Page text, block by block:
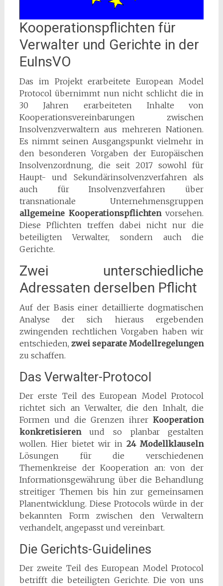
Kooperationspflichten für
Verwalter und Gerichte in der
EuInsVO
Das im Projekt erarbeitete European Model
Protocol übernimmt nun nicht schlicht die in
30 Jahren erarbeiteten Inhalte von
Kooperationsvereinbarungen zwischen
Insolvenzverwaltern aus mehreren Nationen.
Es nimmt seinen Ausgangspunkt vielmehr in
den besonderen Vorgaben der Europäischen
Insolvenzordnung, die seit 2017 sowohl für
Haupt- und Sekundärinsolvenzverfahren als
auch für Insolvenzverfahren über
transnationale Unternehmensgruppen
allgemeine Kooperationspflichtenvorsehen.
Diese Pflichten treffen dabei nicht nur die
beteiligten Verwalter, sondern auch die
Gerichte.
Zwei unterschiedliche
Adressaten derselben Pflicht
Auf der Basis einer detaillierte dogmatischen
Analyse der sich hieraus ergebenden
zwingenden rechtlichen Vorgaben haben wir
entschieden, zwei separate Modellregelungen
zu schaffen.
Das Verwalter-Protocol
Der erste Teil des European Model Protocol
richtet sich an Verwalter, die den Inhalt, die
Formen und die Grenzen ihrer Kooperation
konkretisierenund so planbar gestalten
wollen. Hier bietet wir in24 Modellklauseln
Lösungen für die verschiedenen
Themenkreise der Kooperation an: von der
Informationsgewährung über die Behandlung
streitiger Themen bis hin zur gemeinsamen
Planentwicklung. Diese Protocols würde in der
bekannten Form zwischen den Verwaltern
verhandelt, angepasst und vereinbart.
Die Gerichts-Guidelines
Der zweite Teil des European Model Protocol
betrifft die beteiligten Gerichte. Die von uns